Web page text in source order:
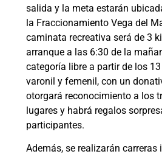
salida y la meta estarán
la Fraccionamiento Vega del
caminata recreativa será de 3
arranque a las 6:30 de la
categoría libre a partir de los
varonil y femenil, con un
otorgará reconocimiento a los
lugares y habrá regalos
participantes.
Además, se realizarán